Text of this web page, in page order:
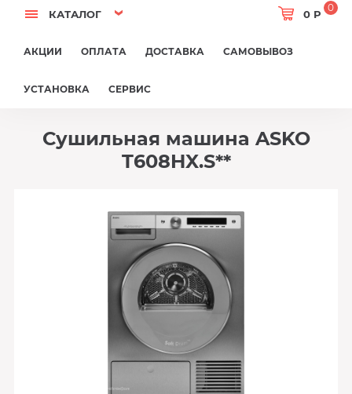
КАТАЛОГ 0 Р
0
АКЦИИ ОПЛАТА ДОСТАВКА САМОВЫВОЗ
УСТАНОВКА СЕРВИС
Сушильная машина ASKO
T608HX.S**